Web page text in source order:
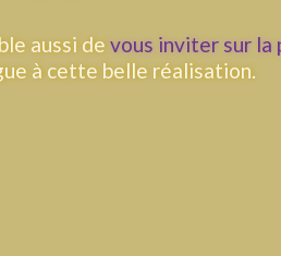
aussi devous inviter sur la
à cette belle réalisation.